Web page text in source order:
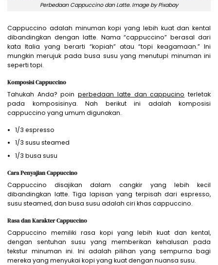
Perbedaan Cappuccino dan Latte. Image by Pixabay
Cappuccino adalah minuman kopi yang lebih kuat dan kental
dibandingkan dengan latte. Nama “cappuccino” berasal dari
kata Italia yang berarti “kopiah” atau “topi keagamaan.” Ini
mungkin merujuk pada busa susu yang menutupi minuman ini
seperti topi.
Komposisi Cappuccino
Tahukah Anda? poinperbedaan latte dan cappucino terletak
pada komposisinya. Nah berikut ini adalah komposisi
cappuccino yang umum digunakan.
1/3 espresso
1/3 susu steamed
1/3 busa susu
Cara Penyajian Cappuccino
Cappuccino disajikan dalam cangkir yang lebih kecil
dibandingkan latte. Tiga lapisan yang terpisah dari espresso,
susu steamed, dan busa susu adalah ciri khas cappuccino.
Rasa dan Karakter Cappuccino
Cappuccino memiliki rasa kopi yang lebih kuat dan kental,
dengan sentuhan susu yang memberikan kehalusan pada
tekstur minuman ini. Ini adalah pilihan yang sempurna bagi
mereka yang menyukai kopi yang kuat dengan nuansa susu.